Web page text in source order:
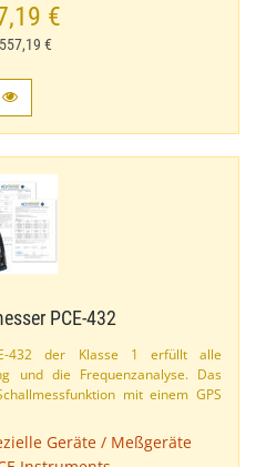
€
€
PCE-​432
​432 der Klasse 1 erfüllt alle
und die Frequenzanalyse. Das
mit einem GPS
Geräte / Meßgeräte